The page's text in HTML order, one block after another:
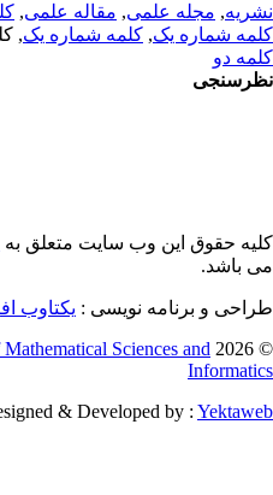
,مجله علمی, مقاله علمی,
شماره یک,کلمه شماره یک,
دو
حقوق این وب سایت متعلق به
باشد.
و برنامه نویسی : یکتاوب
©
Mathematical Sciences and
& Developed by :